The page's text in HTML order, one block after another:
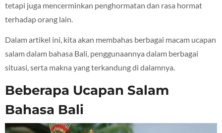
tetapi juga mencerminkan penghormatan dan rasa hormat
terhadap orang lain.
Dalam artikel ini, kita akan membahas berbagai macam ucapan
salam dalam bahasa Bali, penggunaannya dalam berbagai
situasi, serta makna yang terkandung di dalamnya.
Beberapa Ucapan Salam
Bahasa Bali